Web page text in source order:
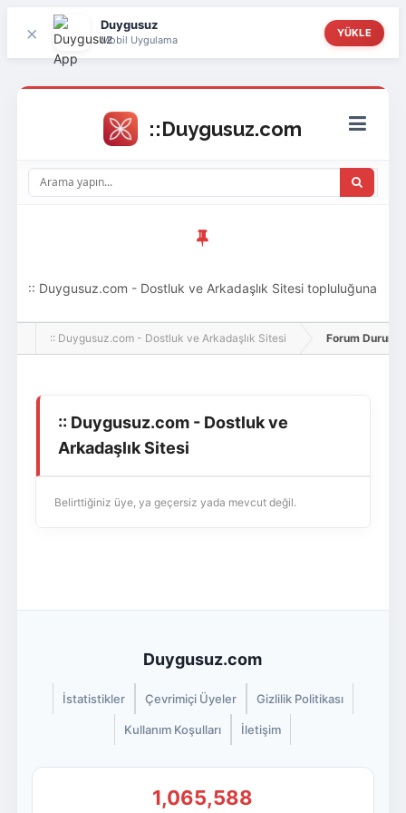
× Duygusuz
Mobil Uygulama
YÜKLE
Giriş Yap Üye Ol
:: Duygusuz.com - Dostluk ve Arkadaşlık Sitesi topluluğuna
hoş geldin ziyaretçi! Aramıza katılmak istersen kayıt
:: Duygusuz.com - Dostluk ve Arkadaşlık Sitesi Forum Durumu
:: Duygusuz.com - Dostluk ve
Arkadaşlık Sitesi
Belirttiğiniz üye, ya geçersiz yada mevcut değil.
Duygusuz.com
İstatistikler Çevrimiçi Üyeler Gizlilik Politikası
Kullanım Koşulları İletişim
1,065,588